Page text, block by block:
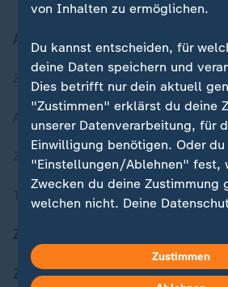
Aktuell bei ZDFheute
Zuletzt veröffentlicht
Aktuelle Sendungs-Videos
ZDFheute Stories
Themen im Überblick
ZDFheute Apps
von Inhalten zu ermöglichen.
Du kannst entscheiden, für
deine Daten speichern und
Dies betrifft nur dein aktuell
"Zustimmen" erklärst du deine
unserer Datenverarbeitung, für
Einwilligung benötigen. Oder
"Einstellungen/Ablehnen" fest,
Zwecken du deine Zustimmung
welchen nicht. Deine
in deinen Einstellungen
Hier findest du das Impressum.
Zustimmen